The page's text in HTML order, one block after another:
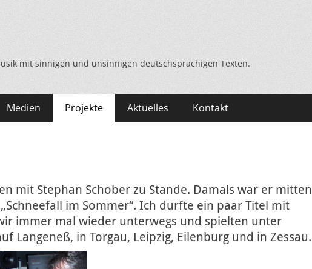
mit sinnigen und unsinnigen deutschsprachigen Texten.
Medien Projekte Aktuelles Kontakt
mit Stephan Schober zu Stande. Damals war er mitten
„Schneefall im Sommer“. Ich durfte ein paar Titel mit
immer mal wieder unterwegs und spielten unter
Langeneß, in Torgau, Leipzig, Eilenburg und in Zessau.